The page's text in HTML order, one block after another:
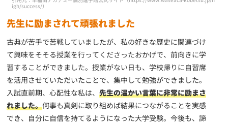
igh/success/）
先生に励まされて頑張れました
古典が苦手で苦戦していましたが、私の好きな歴史に関連づけ
て興味をそそる授業を行ってくださったおかげで、前向きに学
習することができました。授業がない日も、学校帰りに自習席
を活用させていただいたことで、集中して勉強ができました。
入試直前期、心配性な私は、先生の温かい言葉に非常に励まさ
れました。何事も真剣に取り組めば結果につながることを実感
でき、自分に自信を持てるようになった大学受験。今後も、諦